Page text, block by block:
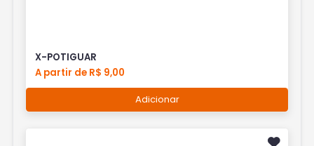
X-POTIGUAR
A partir de R$ 9,00
Adicionar